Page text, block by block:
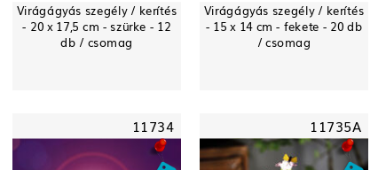
Virágágyás szegély / kerítés
- 20 x 17,5 cm - szürke - 12
db / csomag
Virágágyás szegély / kerítés
- 15 x 14 cm - fekete - 20 db
/ csomag
11734 11735A